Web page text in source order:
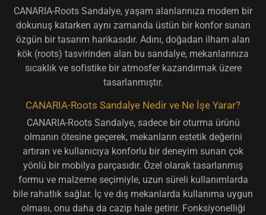
CANARIA-Roots Sandalye, yaşam alanlarınıza modern bir
dokunuş katarken aynı zamanda üstün bir konfor sunan
özgün bir tasarım harikasıdır. Adını, doğadan ilham alan
kök (roots) tasvirinden alan bu sandalye, mekanlarınıza
sıcaklık ve sofistike bir atmosfer kazandırmak üzere
tasarlanmıştır.
CANARIA-Roots Sandalye Nedir ve Ne İşe Yarar?
CANARIA-Roots Sandalye, sadece bir oturma ürünü
olmanın ötesine geçerek, mekanların estetik değerini
artıran ve kullanıcıya konforlu bir deneyim sunan çok
yönlü bir mobilya parçasıdır. Özel olarak tasarlanmış
formu ve malzeme seçimiyle, uzun süreli kullanımlarda
bile rahatlık sağlar. İç ve dış mekanlarda kullanıma uygun
olması, onu daha da cazip hale getirir. Fonksiyonelliği